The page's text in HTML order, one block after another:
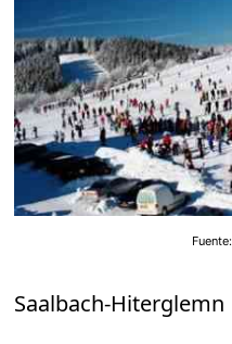
Fuente:
Saalbach-Hiterglemn